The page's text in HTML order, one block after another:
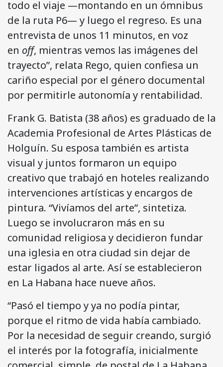
todo el viaje —montando en un ómnibus
de la ruta P6— y luego el regreso. Es una
entrevista de unos 11 minutos, en voz
en off, mientras vemos las imágenes del
trayecto”, relata Rego, quien confiesa un
cariño especial por el género documental
por permitirle autonomía y rentabilidad.
Frank G. Batista (38 años) es graduado de la
Academia Profesional de Artes Plásticas de
Holguín. Su esposa también es artista
visual y juntos formaron un equipo
creativo que trabajó en hoteles realizando
intervenciones artísticas y encargos de
pintura. “Vivíamos del arte”, sintetiza.
Luego se involucraron más en su
comunidad religiosa y decidieron fundar
una iglesia en otra ciudad sin dejar de
estar ligados al arte. Así se establecieron
en La Habana hace nueve años.
“Pasó el tiempo y ya no podía pintar,
porque el ritmo de vida había cambiado.
Por la necesidad de seguir creando, surgió
el interés por la fotografía, inicialmente